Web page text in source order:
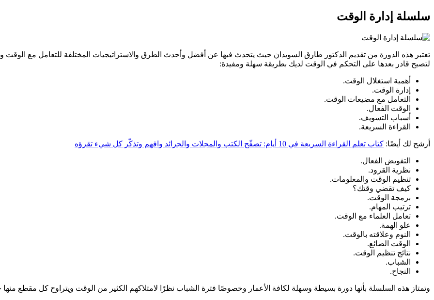
سلسلة إدارة الوقت
تعتبر هذه الدورة من تقديم الدكتور طارق السويدان حيث يتحدث فيها عن أفضل وأحدث الطرق والاستراتيجيات المختلفة للتعامل مع الوقت
لتصبح قادر بعدها على التحكم في الوقت لديك بطريقة سهلة ومفيدة:
أهمية استغلال الوقت.
إدارة الوقت.
التعامل مع مضيعات الوقت.
الوقت الفعال.
أسباب التسويف.
القراءة السريعة.
أرشح لك أيضًا: كتاب تعلم القراءة السريعة في 10 أيام: تصفّح الكتب والمجلات والجرائد وافهم وتذكّر كل شيء تقرؤه
التفويض الفعال.
نظرية القرود.
تنظيم الوقت والمعلومات.
كيف تقضي وقتك؟
برمجة الوقت.
ترتيب المهام.
تعامل العلماء مع الوقت.
علو الهمة.
النوم وعلاقته بالوقت.
الوقت الضائع.
نتائج تنظيم الوقت.
الشباب.
النجاح.
وتمتاز هذه السلسلة بأنها دورة بسيطة وسهلة لكافة الأعمار وخصوصًا فترة الشباب نظرًا لامتلاكهم الكثير من الوقت ويتراوح كل مقطع منها حوالي 15 دقيقة